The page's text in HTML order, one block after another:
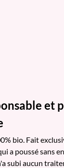
et
bio. Fait
a poussé sans
subi aucun